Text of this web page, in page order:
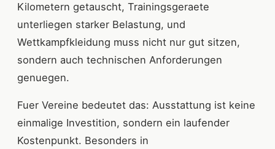
Kilometern getauscht, Trainingsgeraete
unterliegen starker Belastung, und
Wettkampfkleidung muss nicht nur gut sitzen,
sondern auch technischen Anforderungen
genuegen.
Fuer Vereine bedeutet das: Ausstattung ist keine
einmalige Investition, sondern ein laufender
Kostenpunkt. Besonders in